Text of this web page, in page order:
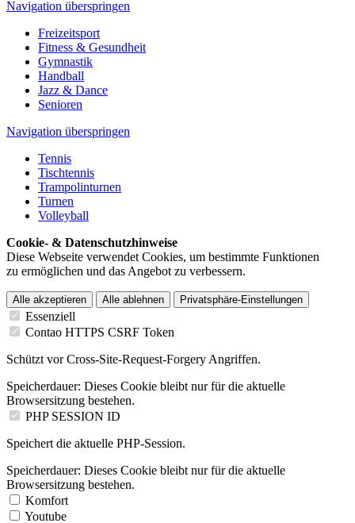
Navigation überspringen
Freizeitsport
Fitness & Gesundheit
Gymnastik
Handball
Jazz & Dance
Senioren
Navigation überspringen
Tennis
Tischtennis
Trampolinturnen
Turnen
Volleyball
Cookie- & Datenschutzhinweise
Diese Webseite verwendet Cookies, um bestimmte Funktionen
zu ermöglichen und das Angebot zu verbessern.
Alle akzeptieren Alle ablehnen Privatsphäre-Einstellungen
Essenziell
Contao HTTPS CSRF Token
Schützt vor Cross-Site-Request-Forgery Angriffen.
Speicherdauer: Dieses Cookie bleibt nur für die aktuelle
Browsersitzung bestehen.
PHP SESSION ID
Speichert die aktuelle PHP-Session.
Speicherdauer: Dieses Cookie bleibt nur für die aktuelle
Browsersitzung bestehen.
Komfort
Youtube